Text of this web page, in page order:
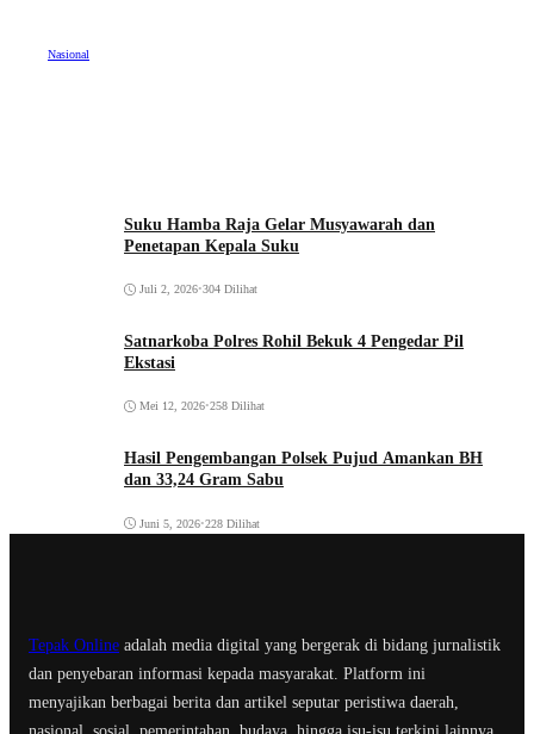
Nasional
Suku Hamba Raja Gelar Musyawarah dan
Penetapan Kepala Suku
Juli 2, 2026•304 Dilihat
Satnarkoba Polres Rohil Bekuk 4 Pengedar Pil
Ekstasi
Mei 12, 2026•258 Dilihat
Hasil Pengembangan Polsek Pujud Amankan BH
dan 33,24 Gram Sabu
Juni 5, 2026•228 Dilihat
Tepak Online adalah media digital yang bergerak di bidang jurnalistik
dan penyebaran informasi kepada masyarakat. Platform ini
menyajikan berbagai berita dan artikel seputar peristiwa daerah,